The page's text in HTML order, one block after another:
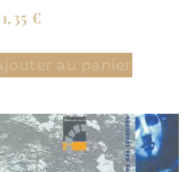
€
au panier